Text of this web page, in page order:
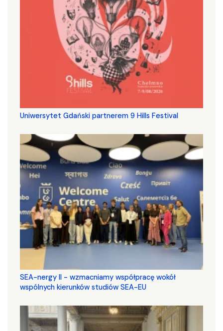
Uniwersytet Gdański partnerem 9 Hills Festival
SEA-nergy II - wzmacniamy współpracę wokół
wspólnych kierunków studiów SEA-EU